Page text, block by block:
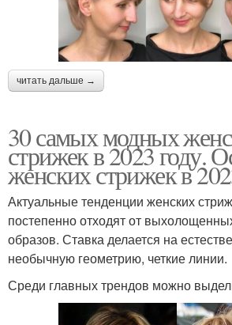
читать дальше →
30 самых модных
стрижек в 2023 году.
женских стрижек в
Актуальные тенденции женских
постепенно отходят от
образов. Ставка делается на
необычную геометрию, четкие линии.
Среди главных трендов можно